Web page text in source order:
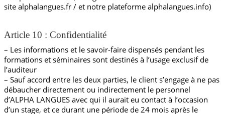
site alphalangues.fr / et notre plateforme alphalangues.info)
Article 10 : Confidentialité
– Les informations et le savoir-faire dispensés pendant les
formations et séminaires sont destinés à l’usage exclusif de
l’auditeur
– Sauf accord entre les deux parties, le client s’engage à ne pas
débaucher directement ou indirectement le personnel
d’ALPHA LANGUES avec qui il aurait eu contact à l’occasion
d’un stage, et ce durant une période de 24 mois après le